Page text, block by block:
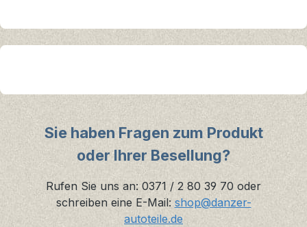
Sie haben Fragen zum Produkt
oder Ihrer Besellung?
Rufen Sie uns an: 0371 / 2 80 39 70 oder
schreiben eine E-Mail: shop@danzer-
autoteile.de